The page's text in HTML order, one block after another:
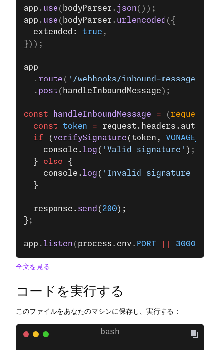
app . use ( bodyParser . json ());
app . use ( bodyParser . urlencoded ({
  extended:
true ,
}));
app
  .
route ( '/webhooks/inbound-message'
  .
post ( handleInboundMessage );
const handleInboundMessage = ( request
  const
token =
  if
( verifySignature (token,
    console.
log ( 'Valid signature' );
  }
else {
    console.
log ( 'Invalid signature'
  }
  response.
send ( 200);
} ;
app . listen ( process . env . PORT 3000
全文を見る
コードを実行する
このファイルをあなたのマシンに保存し、実行する：